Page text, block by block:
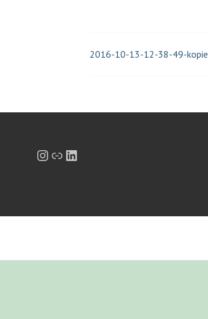
Beitrags-
2016-10-13-12-38-49-kopie
Instagram
LinkLinkedIn